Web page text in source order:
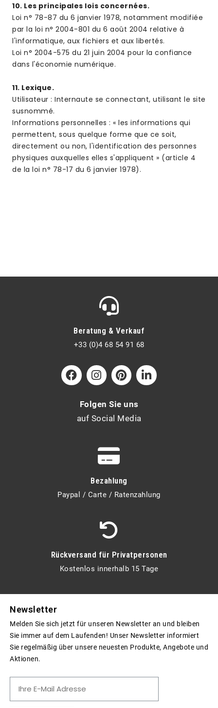
10. Les principales lois concernées.
Loi n° 78-87 du 6 janvier 1978, notamment modifiée
par la loi n° 2004-801 du 6 août 2004 relative à
l'informatique, aux fichiers et aux libertés.
Loi n° 2004-575 du 21 juin 2004 pour la confiance
dans l'économie numérique.
11. Lexique.
Utilisateur : Internaute se connectant, utilisant le site
susnommé.
Informations personnelles : « les informations qui
permettent, sous quelque forme que ce soit,
directement ou non, l'identification des personnes
physiques auxquelles elles s'appliquent » (article 4
de la loi n° 78-17 du 6 janvier 1978).
Beratung & Verkauf
+33 (0)4 68 54 91 68
Folgen Sie uns
auf Social Media
Bezahlung
Paypal / Carte / Ratenzahlung
Rückversand für Privatpersonen
Kostenlos innerhalb 15 Tage
Newsletter
Melden Sie sich jetzt für unseren Newsletter an und bleiben
Sie immer auf dem Laufenden! Unser Newsletter informiert
Sie regelmäßig über unsere neuesten Produkte, Angebote und
Aktionen.